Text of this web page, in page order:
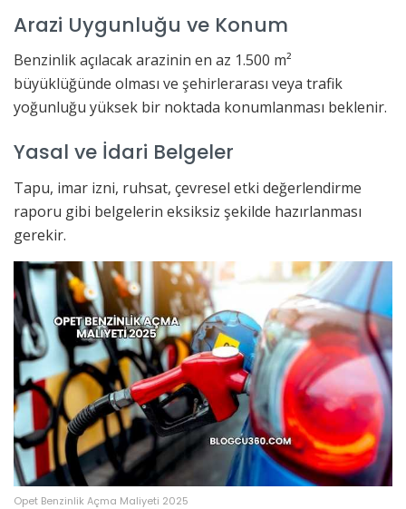
Arazi Uygunluğu ve Konum
Benzinlik açılacak arazinin en az 1.500 m²
büyüklüğünde olması ve şehirlerarası veya trafik
yoğunluğu yüksek bir noktada konumlanması beklenir.
Yasal ve İdari Belgeler
Tapu, imar izni, ruhsat, çevresel etki değerlendirme
raporu gibi belgelerin eksiksiz şekilde hazırlanması
gerekir.
Opet Benzinlik Açma Maliyeti 2025